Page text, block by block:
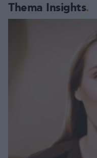
Thema Insights